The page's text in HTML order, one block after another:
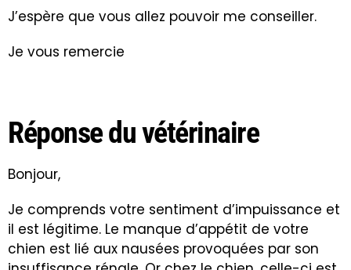
J’espère que vous allez pouvoir me conseiller.
Je vous remercie
Réponse du vétérinaire
Bonjour,
Je comprends votre sentiment d’impuissance et
il est légitime. Le manque d’appétit de votre
chien est lié aux nausées provoquées par son